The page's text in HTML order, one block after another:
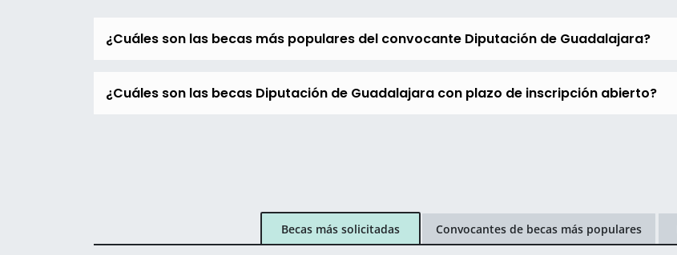
¿Cuáles son las becas más populares del convocante Diputación de Guadalajara?
¿Cuáles son las becas Diputación de Guadalajara con plazo de inscripción abierto?
Becas más solicitadas Convocantes de becas más populares